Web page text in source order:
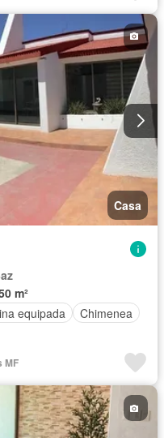
Casa
m²
equipada
Chimenea
MF